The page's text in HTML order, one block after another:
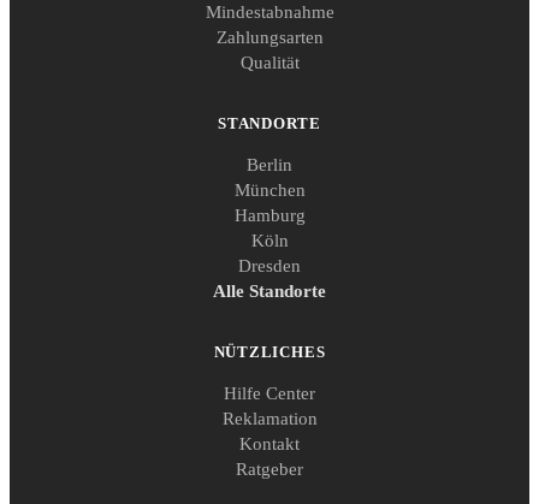
Mindestabnahme
Zahlungsarten
Qualität
STANDORTE
Berlin
München
Hamburg
Köln
Dresden
Alle Standorte
NÜTZLICHES
Hilfe Center
Reklamation
Kontakt
Ratgeber